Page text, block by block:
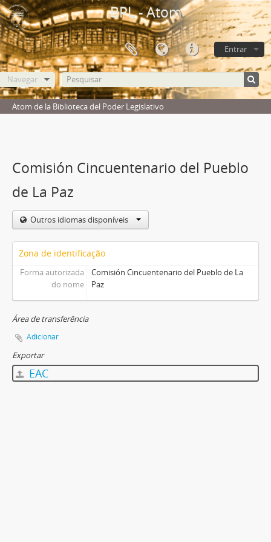
BPL - Atom
Entrar
Navegar
Atom de la Biblioteca del Poder Legislativo
Comisión Cincuentenario del Pueblo
de La Paz
Outros idiomas disponíveis
Zona de identificação
Forma autorizada
do nome
Comisión Cincuentenario del Pueblo de La
Paz
Área de transferência
Adicionar
Exportar
EAC